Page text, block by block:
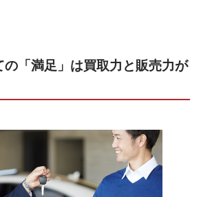
の「満足」は買取力と販売力が